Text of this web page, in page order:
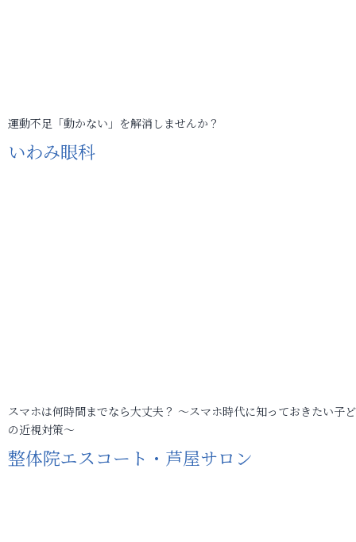
運動不足「動かない」を解消しませんか？
いわみ眼科
スマホは何時間までなら大丈夫？ ～スマホ時代に知っておきたい子
の近視対策～
整体院エスコート・芦屋サロン